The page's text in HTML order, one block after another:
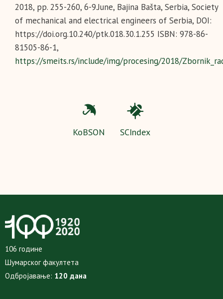
2018, pp. 255-260, 6-9.June, Bajina Bašta, Serbia, Society
of mechanical and electrical engineers of Serbia, DOI:
https://doi.org.10.240/ptk.018.30.1.255 ISBN: 978-86-
81505-86-1,
https://smeits.rs/include/img/procesing/2018/
KoBSON SCIndex
106 године
Шумарског факултета
Одбројавање: 120 дана